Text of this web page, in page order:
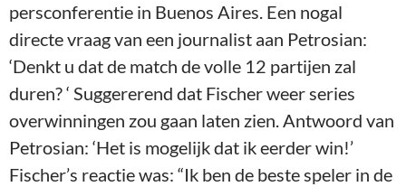
persconferentie in Buenos Aires. Een nogal
directe vraag van een journalist aan Petrosian:
‘Denkt u dat de match de volle 12 partijen zal
duren? ‘ Suggererend dat Fischer weer series
overwinningen zou gaan laten zien. Antwoord van
Petrosian: ‘Het is mogelijk dat ik eerder win!’
Fischer’s reactie was: “Ik ben de beste speler in de